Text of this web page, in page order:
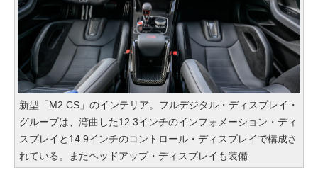
新型「M2 CS」のインテリア。フルデジタル・ディスプレイ・
グループは、湾曲した12.3インチのインフォメーション・ディ
スプレイと14.9インチのコントロール・ディスプレイで構成さ
れている。またヘッドアップ・ディスプレイも装備